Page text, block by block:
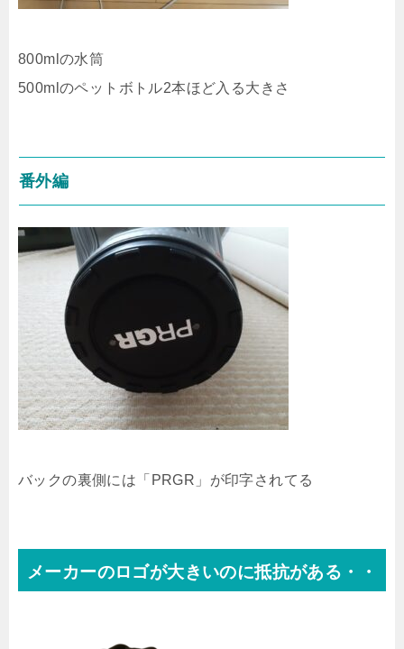
800mlの水筒
500mlのペットボトル2本ほど入る大きさ
番外編
バックの裏側には「PRGR」が印字されてる
メーカーのロゴが大きいのに抵抗がある・・